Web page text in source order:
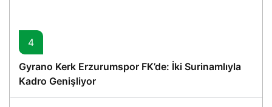
4
Gyrano Kerk Erzurumspor FK’de: İki Surinamlıyla
Kadro Genişliyor